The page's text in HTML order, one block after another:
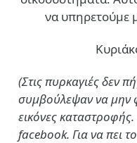
να υπηρετούμε
(Στις πυρκαγιές δεν
συμβούλεψαν να μην
εικόνες
facebook. Για να πει